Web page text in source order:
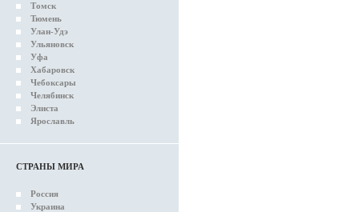
Томск
Тюмень
Улан-Удэ
Ульяновск
Уфа
Хабаровск
Чебоксары
Челябинск
Элиста
Ярославль
СТРАНЫ МИРА
Россия
Украина